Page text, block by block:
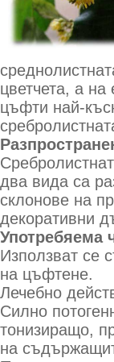
цветчета, а
цъфти най-
два вида са
склонове на
декоративни
Употребяема
Използват се
на цъфтене.
Лечебно
Силно
тонизиращо,
на